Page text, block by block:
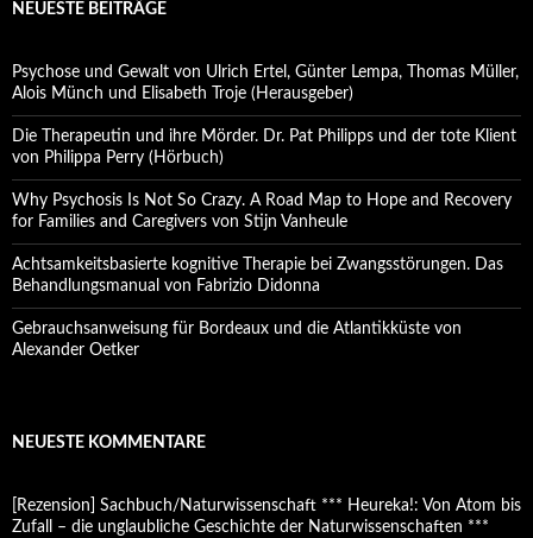
NEUESTE BEITRÄGE
Psychose und Gewalt von Ulrich Ertel, Günter Lempa, Thomas Müller,
Alois Münch und Elisabeth Troje (Herausgeber)
Die Therapeutin und ihre Mörder. Dr. Pat Philipps und der tote Klient
von Philippa Perry (Hörbuch)
Why Psychosis Is Not So Crazy. A Road Map to Hope and Recovery
for Families and Caregivers von Stijn Vanheule
Achtsamkeitsbasierte kognitive Therapie bei Zwangsstörungen. Das
Behandlungsmanual von Fabrizio Didonna
Gebrauchsanweisung für Bordeaux und die Atlantikküste von
Alexander Oetker
NEUESTE KOMMENTARE
[Rezension] Sachbuch/Naturwissenschaft *** Heureka!: Von Atom bis
Zufall – die unglaubliche Geschichte der Naturwissenschaften ***